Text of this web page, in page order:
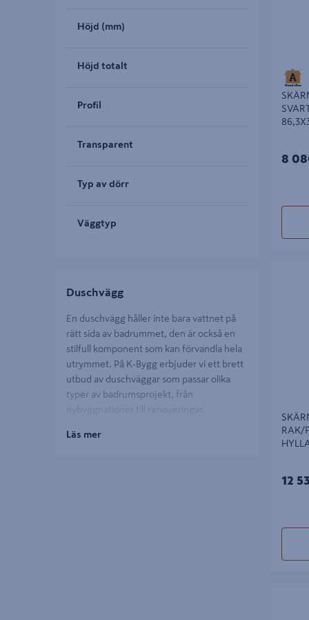
Höjd (mm)
Höjd totalt
Profil
Transparent
Typ av dörr
Väggtyp
Duschvägg
En duschvägg håller inte bara vattnet på
rätt sida av badrummet, den är också en
stilfull komponent som kan förvandla hela
utrymmet. På K-Bygg erbjuder vi ett brett
utbud av duschväggar som passar olika
typer av badrumsprojekt, från
både estetiska och funktionella behov.
Läs mer
8
RAK/
RAK/
12
RAK/